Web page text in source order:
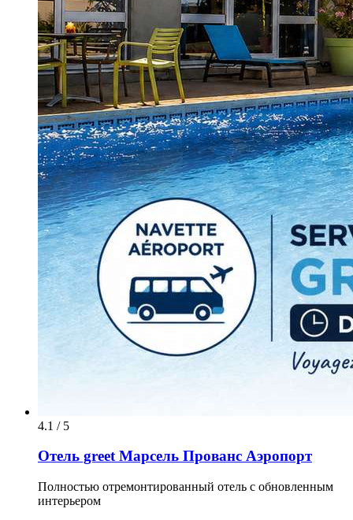
4.1 / 5
Отель greet Марсель Прованс Аэропорт
Полностью отремонтированный отель с обновленным
интерьером